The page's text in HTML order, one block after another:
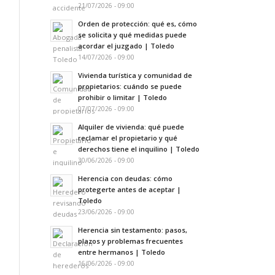
21/07/2026 - 09:00
Orden de protección: qué es, cómo
se solicita y qué medidas puede
acordar el juzgado | Toledo
14/07/2026 - 09:00
Vivienda turística y comunidad de
propietarios: cuándo se puede
prohibir o limitar | Toledo
07/07/2026 - 09:00
Alquiler de vivienda: qué puede
reclamar el propietario y qué
derechos tiene el inquilino | Toledo
30/06/2026 - 09:00
Herencia con deudas: cómo
protegerte antes de aceptar |
Toledo
23/06/2026 - 09:00
Herencia sin testamento: pasos,
plazos y problemas frecuentes
entre hermanos | Toledo
16/06/2026 - 09:00